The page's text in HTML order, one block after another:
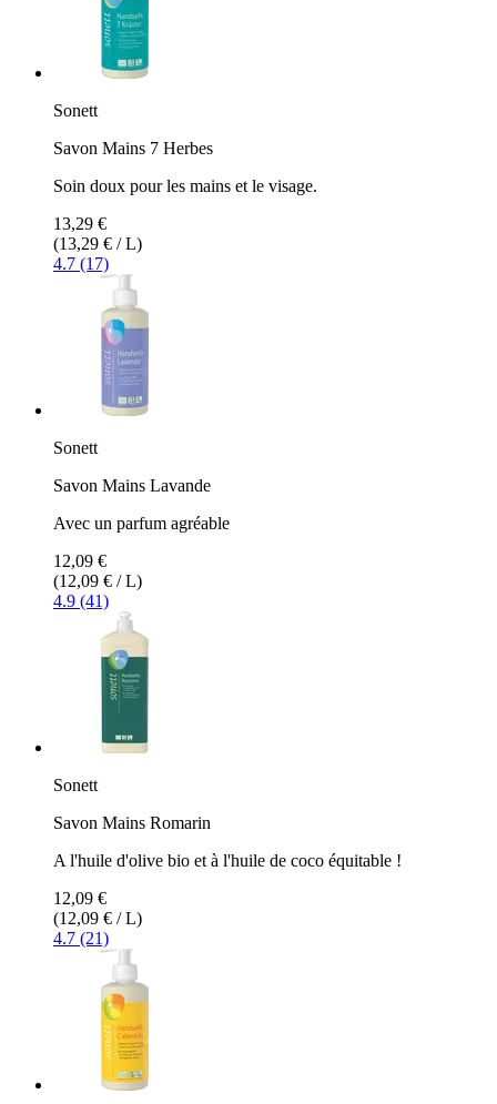
Sonett
Savon Mains 7 Herbes
Soin doux pour les mains et le visage.
13,29 €
(13,29 € / L)
4.7 (17)
Sonett
Savon Mains Lavande
Avec un parfum agréable
12,09 €
(12,09 € / L)
4.9 (41)
Sonett
Savon Mains Romarin
A l'huile d'olive bio et à l'huile de coco équitable !
12,09 €
(12,09 € / L)
4.7 (21)